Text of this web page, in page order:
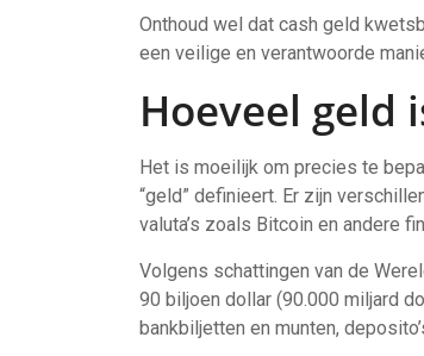
Onthoud wel dat cash geld
een veilige en verantwoorde
Hoeveel geld
Het is moeilijk om precies te
“geld” definieert. Er zijn
valuta’s zoals Bitcoin en andere
Volgens schattingen van de
90 biljoen dollar (90.000 miljard
bankbiljetten en munten,